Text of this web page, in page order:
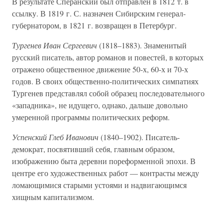
ссылку. В 1819 г. С. назначен Сибирским генерал-
губернатором, в 1821 г. возвращен в Петербург.
Тургенев Иван Сергеевич (1818–1883). Знаменитый
русский писатель, автор романов и повестей, в которых
отражено общественное движение 50-х, 60-х и 70-х
годов. В своих общественно-политических симпатиях
Тургенев представлял собой образец последовательного
«западника», не идущего, однако, дальше довольно
умеренной программы политических реформ.
Успенский Глеб Иванович (1840–1902). Писатель-
демократ, посвятивший себя, главным образом,
изображению быта деревни пореформенной эпохи. В
центре его художественных работ — контрасты между
ломающимися старыми устоями и надвигающимся
хищным капитализмом.